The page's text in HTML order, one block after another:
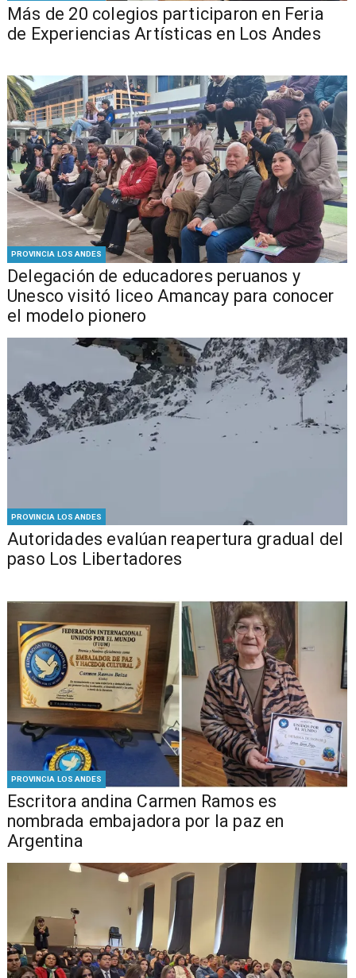
Más de 20 colegios participaron en Feria
de Experiencias Artísticas en Los Andes
PROVINCIA LOS ANDES
Delegación de educadores peruanos y
Unesco visitó liceo Amancay para conocer
el modelo pionero
PROVINCIA LOS ANDES
​​Autoridades evalúan reapertura gradual del
paso Los Libertadores
PROVINCIA LOS ANDES
Escritora andina Carmen Ramos es
nombrada embajadora por la paz en
Argentina